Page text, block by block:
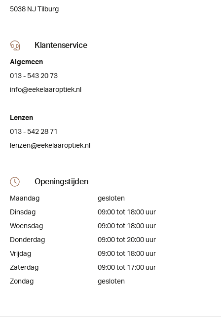
5038 NJ Tilburg
Klantenservice
Algemeen
013 - 543 20 73
info@eekelaaroptiek.nl
Lenzen
013 - 542 28 71
lenzen@eekelaaroptiek.nl
Openingstijden
Maandag
gesloten
Dinsdag
09:00 tot 18:00 uur
Woensdag
09:00 tot 18:00 uur
Donderdag
09:00 tot 20:00 uur
Vrijdag
09:00 tot 18:00 uur
Zaterdag
09:00 tot 17:00 uur
Zondag
gesloten